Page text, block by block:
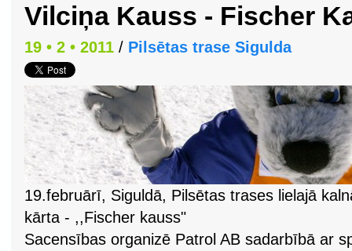
Vilciņa Kauss - Fischer
19 • 2 • 2011 / Pilsētas trase Sigulda
19.februārī, Siguldā, Pilsētas trases lielajā
kārta - ,,Fischer kauss"
Sacensības organizē Patrol AB sadarbībā ar